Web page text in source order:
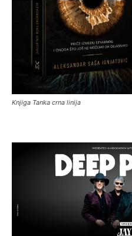
Knjiga Tanka crna linija